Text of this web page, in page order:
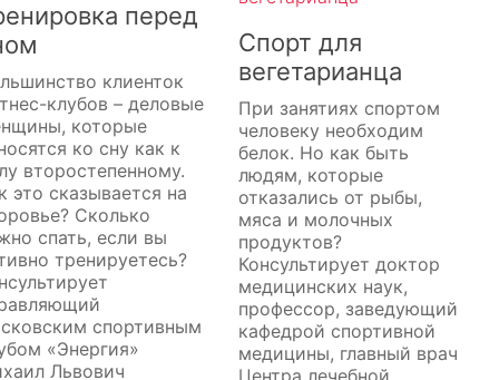
перед
клиенток
клубов – деловые
которые
ко сну как к
второстепенному.
это сказывается на
Сколько
спать, если вы
тренируетесь?
спортивным
«Энергия»
Львович
Спорт для
вегетарианца
При занятиях спортом
человеку необходим
белок. Но как быть
людям, которые
отказались от рыбы,
мяса и молочных
продуктов?
Консультирует доктор
медицинских наук,
профессор, заведующий
кафедрой спортивной
медицины, главный врач
Центра лечебной